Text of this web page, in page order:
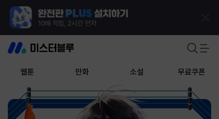
웹툰 만화 소설 무료쿠폰